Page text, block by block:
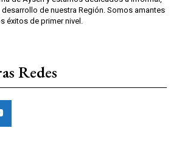
de nuestra Región. Somos amantes
éxitos de primer nivel.
Redes